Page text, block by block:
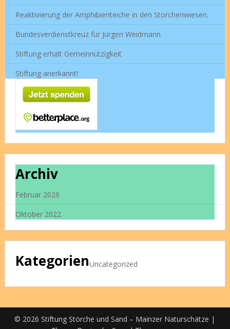
Reaktivierung der Amphibienteiche in den Storchenwiesen.
Bundesverdienstkreuz für Jürgen Weidmann
Stiftung erhält Gemeinnützigkeit
Stiftung anerkannt!
Archiv
Februar 2026
Oktober 2022
KategorienUncategorized
© 2026 Stiftung Störche und Sand – Mainzer Naturschätze |